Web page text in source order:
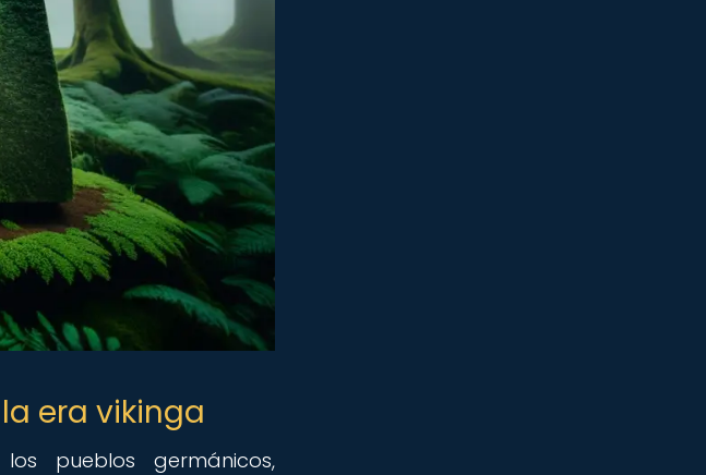
era vikinga
pueblos germánicos,